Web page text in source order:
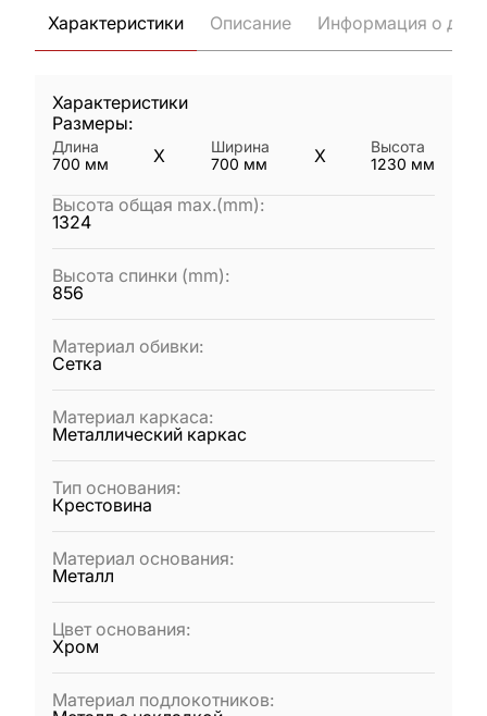
Характеристики Описание Информация о
Характеристики
Размеры:
Длина
700 мм X
Ширина
700 мм X
Высота
1230 мм
Высота общая max.(mm):
1324
Высота спинки (mm):
856
Материал обивки:
Сетка
Материал каркаса:
Металлический каркас
Тип основания:
Крестовина
Материал основания:
Металл
Цвет основания:
Хром
Материал подлокотников: